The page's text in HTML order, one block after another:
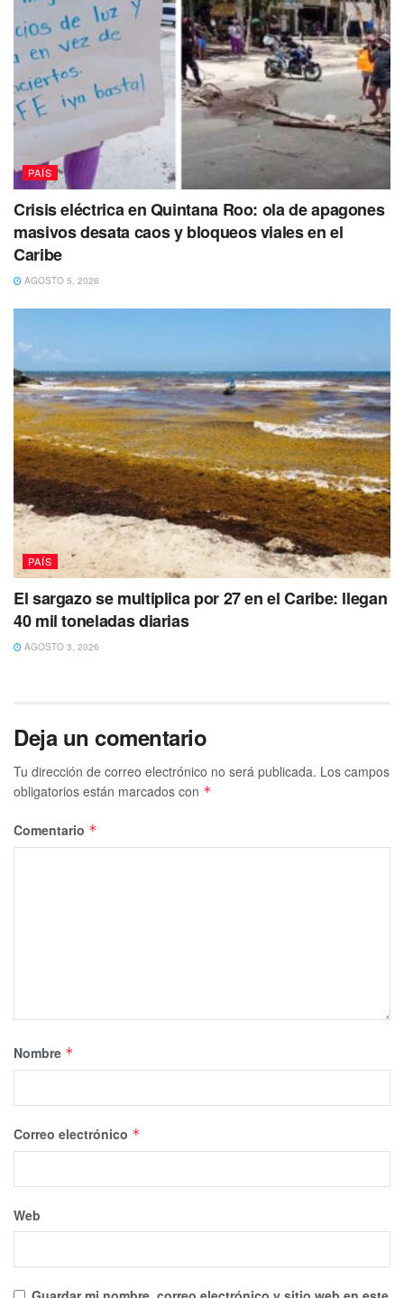
PAÍS
Crisis eléctrica en Quintana Roo: ola de apagones
masivos desata caos y bloqueos viales en el
Caribe
AGOSTO 5, 2026
PAÍS
El sargazo se multiplica por 27 en el Caribe: llegan
40 mil toneladas diarias
AGOSTO 3, 2026
Deja un comentario
Tu dirección de correo electrónico no será publicada. Los campos
obligatorios están marcados con *
Comentario *
Nombre *
Correo electrónico *
Web